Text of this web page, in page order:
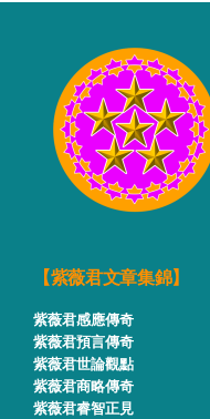
【紫薇君文章集錦】
紫薇君感應傳奇
紫薇君預言傳奇
紫薇君世論觀點
紫薇君商略傳奇
紫薇君睿智正見